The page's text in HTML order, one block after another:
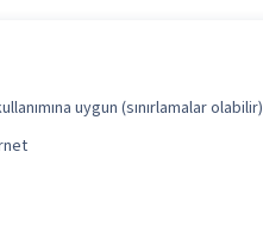
uygun (sınırlamalar olabilir)